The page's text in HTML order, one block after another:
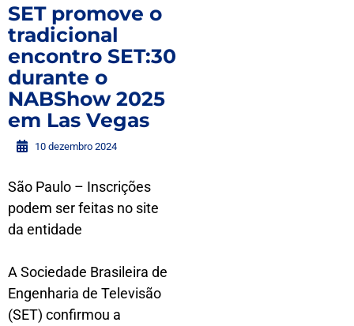
SET promove o
tradicional
encontro SET:30
durante o
NABShow 2025
em Las Vegas
10 dezembro 2024
São Paulo – Inscrições
podem ser feitas no site
da entidade
A Sociedade Brasileira de
Engenharia de Televisão
(SET) confirmou a